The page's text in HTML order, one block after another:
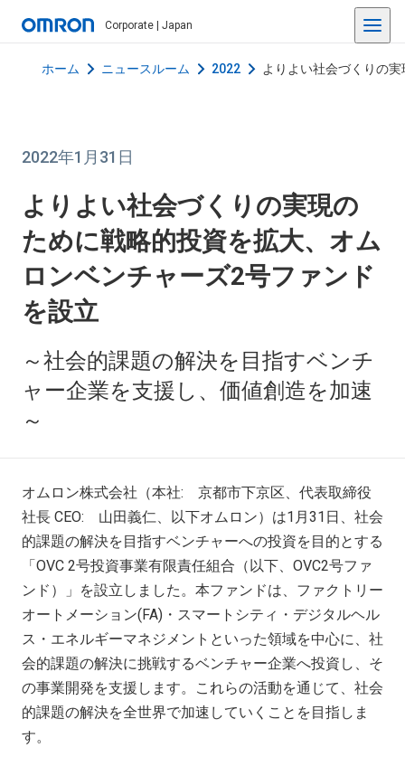
Corporate | Japan
ホーム ニュースルーム 2022 よりよい社会づくりの
2022年1月31日
よりよい社会づくりの実現の
ために戦略的投資を拡大、オム
ロンベンチャーズ2号ファンド
を設立
～社会的課題の解決を目指すベンチ
ャー企業を支援し、価値創造を加速
～
オムロン株式会社（本社: 京都市下京区、代表取締役
社長 CEO: 山田義仁、以下オムロン）は1月31日、社会
的課題の解決を目指すベンチャーへの投資を目的とする
「OVC 2号投資事業有限責任組合（以下、OVC2号ファ
ンド）」を設立しました。本ファンドは、ファクトリー
オートメーション(FA)・スマートシティ・デジタルヘル
ス・エネルギーマネジメントといった領域を中心に、社
会的課題の解決に挑戦するベンチャー企業へ投資し、そ
の事業開発を支援します。これらの活動を通じて、社会
的課題の解決を全世界で加速していくことを目指しま
す。